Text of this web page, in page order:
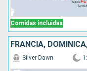
Comidas incluidas
Silver Dawn